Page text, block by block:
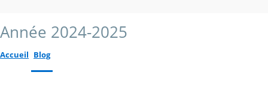
Année 2024-2025
Accueil Blog